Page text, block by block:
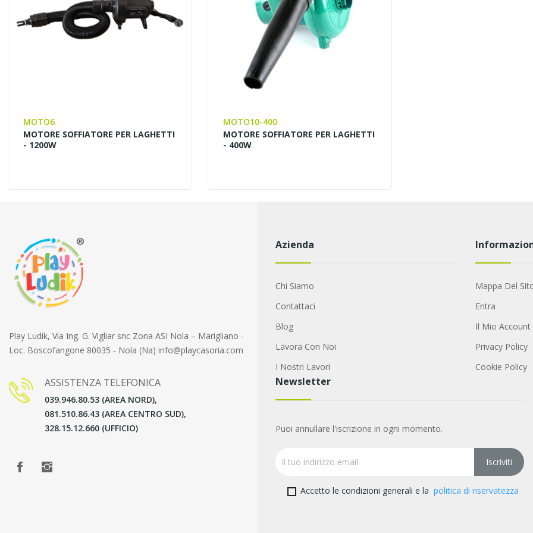
MOTO6
MOTORE SOFFIATORE PER LAGHETTI
- 1200W
MOTO10-400
MOTORE SOFFIATORE PER LAGHETTI
- 400W
Play Ludik, Via Ing. G. Vigliar snc Zona ASI Nola – Marigliano -
Loc. Boscofangone 80035 - Nola (Na) info@playcasoria.com
ASSISTENZA TELEFONICA
039.946.80.53 (AREA NORD),
081.510.86.43 (AREA CENTRO SUD),
328.15.12.660 (UFFICIO)
Azienda
Chi Siamo
Contattaci
Blog
Lavora Con Noi
I Nostri Lavori
Mappa Del
Entra
Il Mio Account
Privacy Policy
Cookie Policy
Newsletter
Puoi annullare l'iscrizione in ogni momento.
Accetto le condizioni generali e la politica di riservatezza